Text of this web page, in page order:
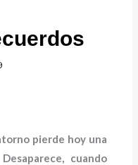
pierde hoy una
cuando